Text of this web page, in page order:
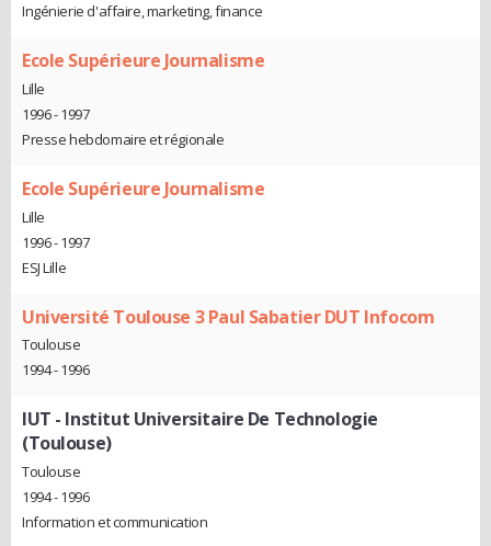
Ingénierie d'affaire, marketing, finance
Ecole Supérieure Journalisme
Lille
1996 - 1997
Presse hebdomaire et régionale
Ecole Supérieure Journalisme
Lille
1996 - 1997
ESJ Lille
Université Toulouse 3 Paul Sabatier DUT Infocom
Toulouse
1994 - 1996
IUT - Institut Universitaire De Technologie
(Toulouse)
Toulouse
1994 - 1996
Information et communication